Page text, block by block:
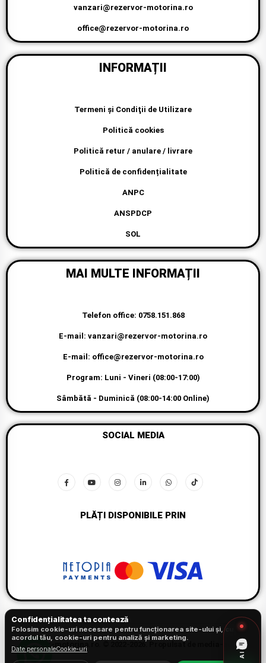
vanzari@rezervor-motorina.ro
office@rezervor-motorina.ro
INFORMAȚII
Termeni şi Condiţii de Utilizare
Politică cookies
Politică retur / anulare / livrare
Politică de confidențialitate
ANPC
ANSPDCP
SOL
MAI MULTE INFORMAȚII
Telefon office: 0758.151.868
E-mail: vanzari@rezervor-motorina.ro
E-mail: office@rezervor-motorina.ro
Program: Luni - Vineri (08:00-17:00)
Sâmbătă - Duminică (08:00-14:00 Online)
SOCIAL MEDIA
PLĂȚI DISPONIBILE PRIN
rezervor-motorina.ro. © 2022-2026. Propulsat de media-ads.ro
Confidențialitatea ta contează
Folosim cookie-uri necesare pentru funcționarea site-ului și, cu
acordul tău, cookie-uri pentru analiză și marketing.
Date personaleCookie-uri
AI
1